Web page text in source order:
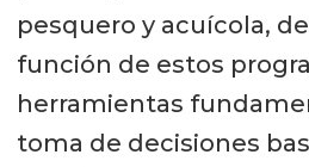
pesquero y acuícola,
función de estos
herramientas
toma de decisiones